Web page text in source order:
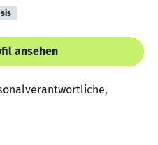
ansehen